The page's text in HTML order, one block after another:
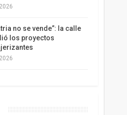
no se vende”: la calle
los proyectos